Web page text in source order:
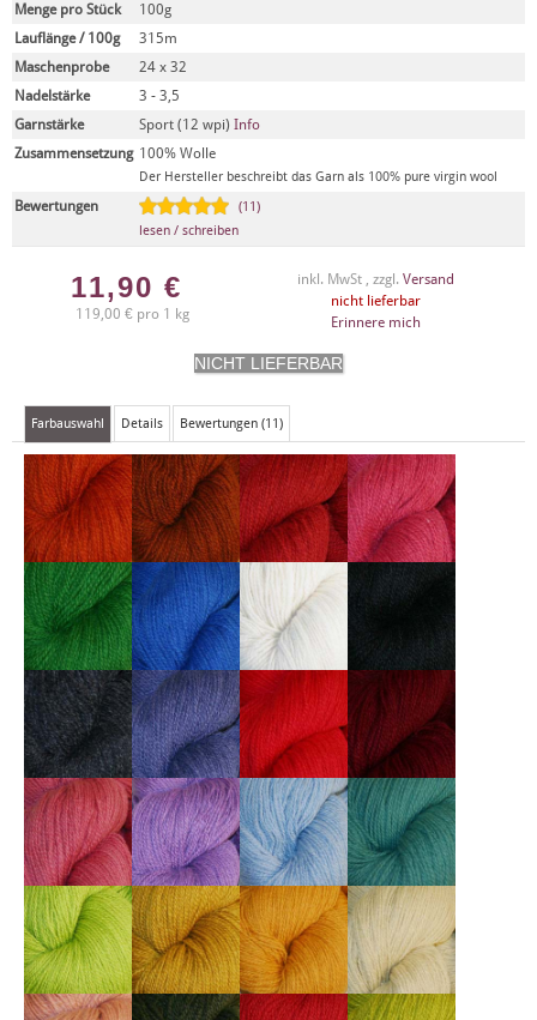
Menge pro Stück
100g
Lauflänge / 100g
315m
Maschenprobe
24 x 32
Nadelstärke
3 - 3,5
Garnstärke
Sport (12 wpi) Info
Zusammensetzung 100% Wolle
Der Hersteller beschreibt das Garn als 100% pure virgin wool
Bewertungen
(11)
lesen / schreiben
11,90 €
119,00 € pro 1 kg
inkl. MwSt , zzgl. Versand
nicht lieferbar
Erinnere mich
Farbauswahl Details Bewertungen (11)